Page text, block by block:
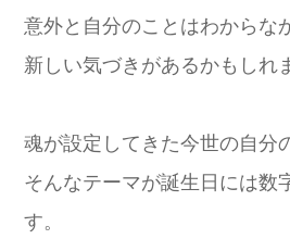
意外と自分のことはわからな
新しい気づきがあるかもしれ
魂が設定してきた今世の自分
そんなテーマが誕生日には数
す。